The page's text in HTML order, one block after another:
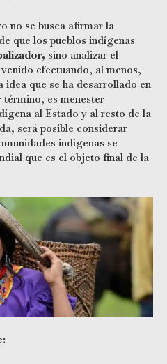
no se busca afirmar la
que los pueblos indígenas
sino analizar el
efectuando, al menos,
idea que se ha desarrollado en
término, es menester
al Estado y al resto de la
será posible considerar
indígenas se
que es el objeto final de la